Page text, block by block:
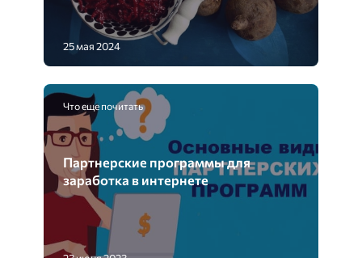
25 мая 2024
Что еще почитать
Партнерские программы для
заработка в интернете